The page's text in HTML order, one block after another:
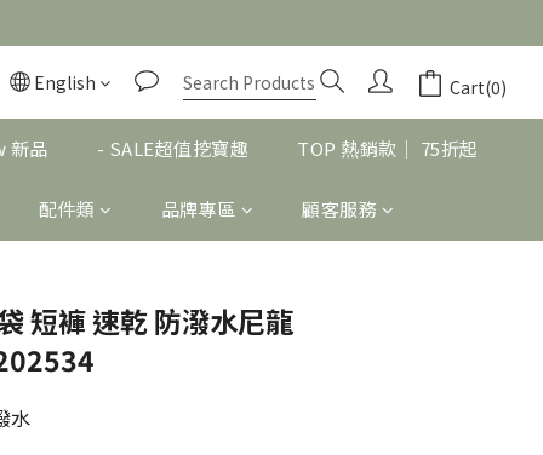
English Cart(0)
新品 - SALE超值挖寶趣 TOP 熱銷款｜ 75折起
配件類 品牌專區 顧客服務
短褲 速乾 防潑水尼龍
水
BUY NOW